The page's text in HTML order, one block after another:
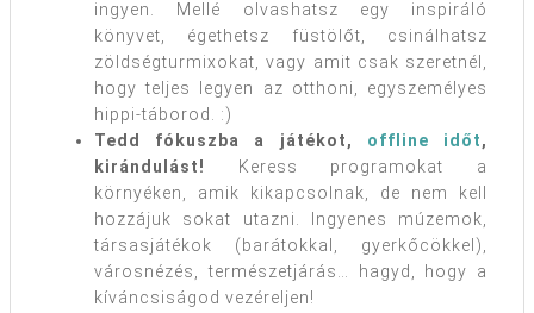
ingyen. Mellé olvashatsz egy inspiráló
könyvet, égethetsz füstölőt, csinálhatsz
zöldségturmixokat, vagy amit csak szeretnél,
hogy teljes legyen az otthoni, egyszemélyes
hippi-táborod. :)
Tedd fókuszba a játékot, offline időt,
kirándulást!
Keress programokat a
környéken, amik kikapcsolnak, de nem kell
hozzájuk sokat utazni. Ingyenes múzemok,
társasjátékok (barátokkal, gyerkőcökkel),
városnézés, természetjárás… hagyd, hogy a
kíváncsiságod vezéreljen!